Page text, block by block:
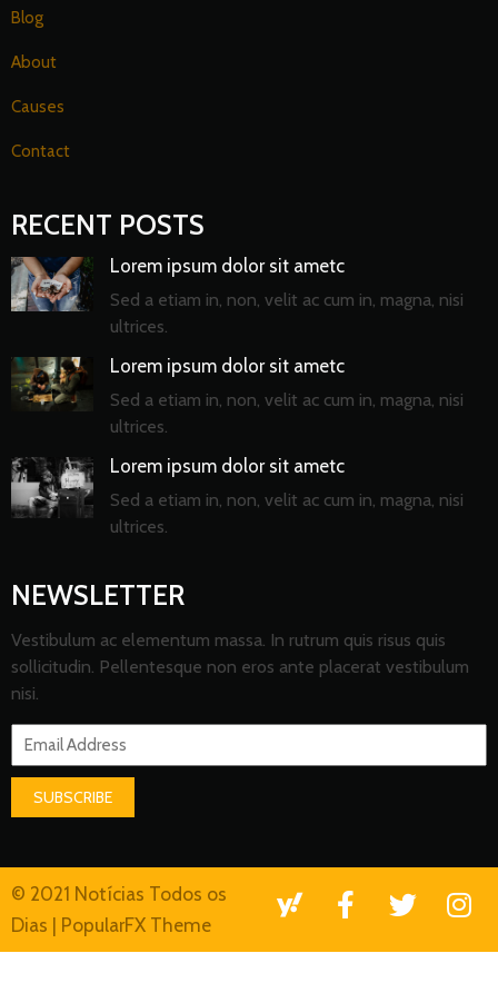
Blog
About
Causes
Contact
RECENT POSTS
Lorem ipsum dolor sit ametc
Sed a etiam in, non, velit ac cum in, magna, nisi
ultrices.
Lorem ipsum dolor sit ametc
Sed a etiam in, non, velit ac cum in, magna, nisi
ultrices.
Lorem ipsum dolor sit ametc
Sed a etiam in, non, velit ac cum in, magna, nisi
ultrices.
NEWSLETTER
Vestibulum ac elementum massa. In rutrum quis risus quis
sollicitudin. Pellentesque non eros ante placerat vestibulum
nisi.
SUBSCRIBE
© 2021 Notícias Todos os
Dias | PopularFX Theme